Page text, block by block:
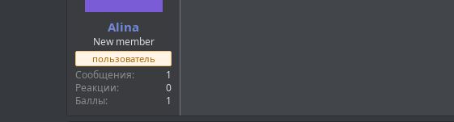
Alina
New member
пользователь
Сообщения
1
Реакции
0
Баллы
1